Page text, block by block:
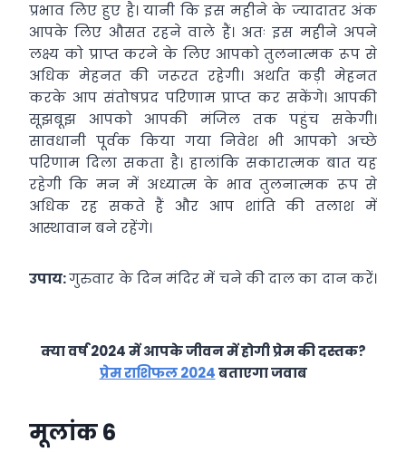
प्रभाव लिए हुए है। यानी कि इस महीने के ज्यादातर अंक
आपके लिए औसत रहने वाले हैं। अतः इस महीने अपने
लक्ष्य को प्राप्त करने के लिए आपको तुलनात्मक रूप से
अधिक मेहनत की जरूरत रहेगी। अर्थात कड़ी मेहनत
करके आप संतोषप्रद परिणाम प्राप्त कर सकेंगे। आपकी
सूझबूझ आपको आपकी मंजिल तक पहुंच सकेगी।
सावधानी पूर्वक किया गया निवेश भी आपको अच्छे
परिणाम दिला सकता है। हालांकि सकारात्मक बात यह
रहेगी कि मन में अध्यात्म के भाव तुलनात्मक रूप से
अधिक रह सकते हैं और आप शांति की तलाश में
आस्थावान बने रहेंगे।
उपाय:गुरुवार के दिन मंदिर में चने की दाल का दान करें।
क्या वर्ष 2024 में आपके जीवन में होगी प्रेम की दस्तक?
प्रेम राशिफल 2024बताएगा जवाब
मूलांक 6